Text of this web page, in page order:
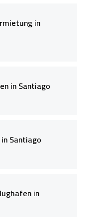
in
in Santiago
Santiago
in